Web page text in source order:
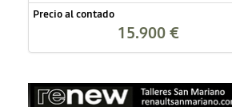
Precio al contado
15.900 €